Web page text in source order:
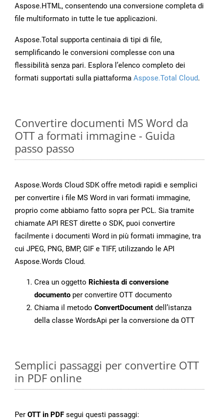
Aspose.HTML, consentendo una conversione completa di
file multiformato in tutte le tue applicazioni.
Aspose.Total supporta centinaia di tipi di file,
semplificando le conversioni complesse con una
flessibilità senza pari. Esplora l’elenco completo dei
formati supportati sulla piattaforma Aspose.Total Cloud.
Convertire documenti MS Word da
OTT a formati immagine - Guida
passo passo
Aspose.Words Cloud SDK offre metodi rapidi e semplici
per convertire i file MS Word in vari formati immagine,
proprio come abbiamo fatto sopra per PCL. Sia tramite
chiamate API REST dirette o SDK, puoi convertire
facilmente i documenti Word in più formati immagine, tra
cui JPEG, PNG, BMP, GIF e TIFF, utilizzando le API
Aspose.Words Cloud.
Crea un oggetto Richiesta di conversione
documento per convertire OTT documento
Chiama il metodo ConvertDocument dell’istanza
della classe WordsApi per la conversione da OTT
Semplici passaggi per convertire OTT
in PDF online
Per OTT in PDF segui questi passaggi: